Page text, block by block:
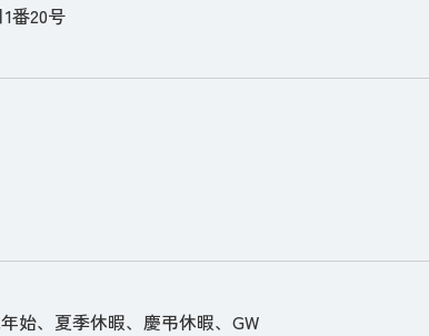
番20号
始、夏季休暇、慶弔休暇、GW